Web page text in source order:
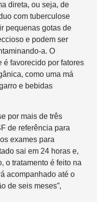
direta, ou seja, de
com tuberculose
pequenas gotas de
e podem ser
a. O
é favorecido por fatores
como uma má
e bebidas
por mais de três
de referência para
exames para
sai em 24 horas e,
o tratamento é feito na
acompanhado até o
de seis meses”,